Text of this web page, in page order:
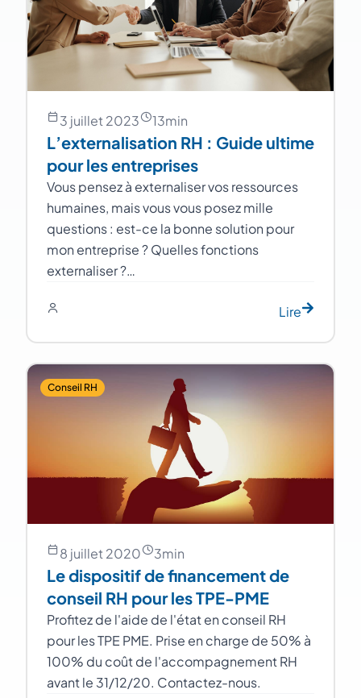
3 juillet 2023 13min
L’externalisation RH : Guide ultime
pour les entreprises
Vous pensez à externaliser vos ressources
humaines, mais vous vous posez mille
questions : est-ce la bonne solution pour
mon entreprise ? Quelles fonctions
externaliser ?…
Lire
Conseil RH
8 juillet 2020 3min
Le dispositif de financement de
conseil RH pour les TPE-PME
Profitez de l'aide de l'état en conseil RH
pour les TPE PME. Prise en charge de 50% à
100% du coût de l'accompagnement RH
avant le 31/12/20. Contactez-nous.